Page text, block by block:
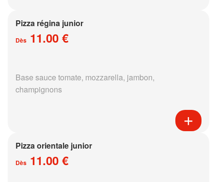
Pizza régina junior
Dès 11.00 €
Base sauce tomate, mozzarella, jambon,
champignons
Pizza orientale junior
Dès 11.00 €